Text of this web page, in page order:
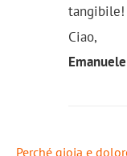
tangibile!
Ciao,
Emanuele
Perché gioia e